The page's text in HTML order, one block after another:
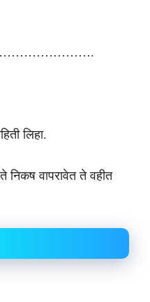
लिहा.
निकष वापरावेत ते वहीत